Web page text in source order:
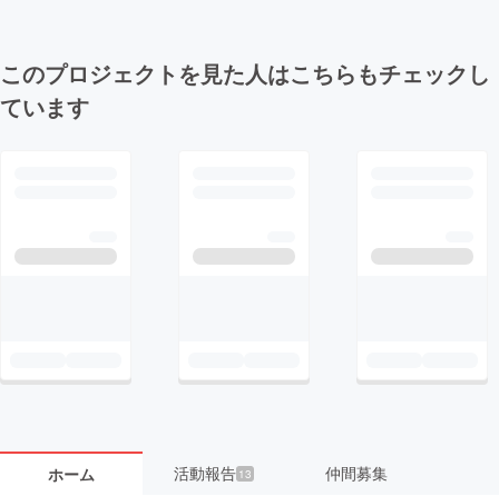
このプロジェクトを見た人はこちらもチェックし
ています
ホーム 活動報告 13 仲間募集